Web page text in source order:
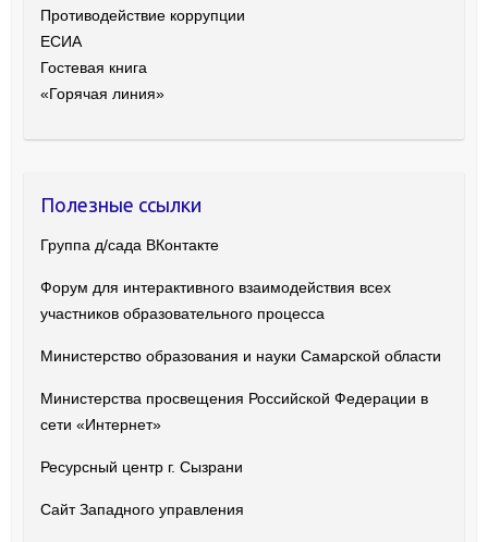
Противодействие коррупции
ЕСИА
Гостевая книга
«Горячая линия»
Полезные ссылки
Группа д/сада ВКонтакте
Форум для интерактивного взаимодействия всех
участников образовательного процесса
Министерство образования и науки Самарской области
Министерства просвещения Российской Федерации в
сети «Интернет»
Ресурсный центр г. Сызрани
Сайт Западного управления